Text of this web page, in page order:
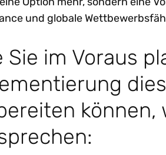
und globale
Sie im Voraus
können,